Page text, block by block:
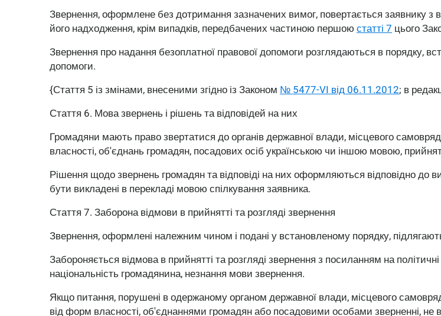
Звернення, оформлене без дотримання зазначених вимог, повертається заявнику з
його надходження, крім випадків, передбачених частиною першою статті 7 цього
Звернення про надання безоплатної правової допомоги розглядаються в порядку,
допомоги.
{Стаття 5 із змінами, внесеними згідно із Законом № 5477-VI від 06.11.2012; в
Стаття 6. Мова звернень і рішень та відповідей на них
Громадяни мають право звертатися до органів державної влади, місцевого
власності, об'єднань громадян, посадових осіб українською чи іншою мовою,
Рішення щодо звернень громадян та відповіді на них оформляються відповідно до
бути викладені в перекладі мовою спілкування заявника.
Стаття 7. Заборона відмови в прийнятті та розгляді звернення
Звернення, оформлені належним чином і подані у встановленому порядку,
Забороняється відмова в прийнятті та розгляді звернення з посиланням на політичні
національність громадянина, незнання мови звернення.
Якщо питання, порушені в одержаному органом державної влади, місцевого
від форм власності, об'єднаннями громадян або посадовими особами зверненні, не